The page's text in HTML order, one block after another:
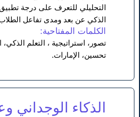
التحليلي للتعرف على درجة تطبيق
الذكي عن بعد ومدى تفاعل الطلاب
الكلمات المفتاحية:
تصور، استراتيجية ، التعلم الذكي،
تحسين، الإمارات.
الذكاء الوجداني